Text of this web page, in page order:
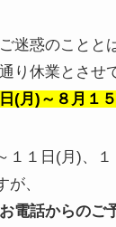
迷惑のことと
り休業とさせ
(月)～８月１
１１日(月)、１
、
電話からのご